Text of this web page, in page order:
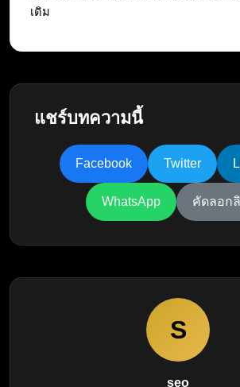
เดิม
แชร์บทความนี้
Facebook Twitter
WhatsApp คัดลอก
S
seo